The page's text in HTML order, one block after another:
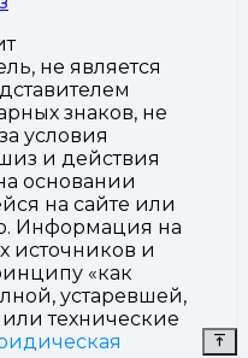
не является
знаков, не
условия
и действия
основании
на сайте или
Информация на
источников и
«как
устаревшей,
технические